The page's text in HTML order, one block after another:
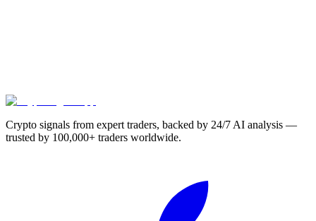
Crypto signals from expert traders, backed by 24/7 AI analysis —
trusted by 100,000+ traders worldwide.